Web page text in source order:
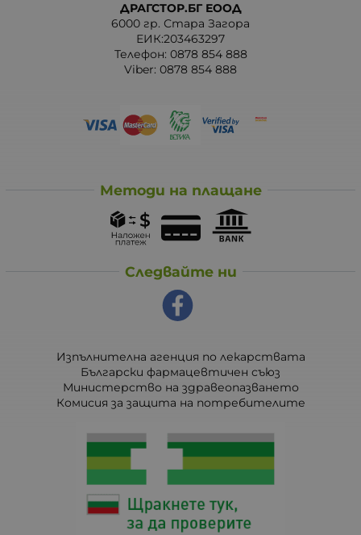
ДРАГСТОР.БГ ЕООД
6000 гр. Стара Загора
ЕИК:203463297
Телефон: 0878 854 888
Viber: 0878 854 888
Методи на плащане
Следвайте ни
Изпълнителна агенция по лекарствата
Български фармацевтичен съюз
Министерство на здравеопазването
Комисия за защита на потребителите